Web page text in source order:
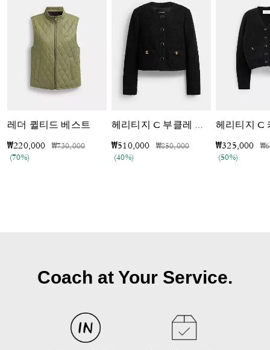
레더 퀼티드 베스트
₩220,000 가격 인하 전
₩730,000인하됨
(70%)
헤리티지 C 부클레 재킷
₩510,000 가격 인하 전
₩850,000인하됨
(40%)
헤리티지 C
₩325,000 가
(50%)
Coach at Your Service.